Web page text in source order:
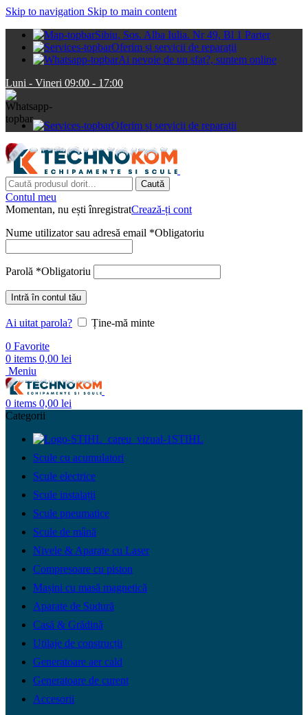
Skip to navigation Skip to main content
Sibiu, Sos. Alba Iulia. Nr 49, Bl 1 Parter
Oferim și servicii de reparații
Ai nevoie de un sfat?, suntem online
Luni - Vineri 09:00 - 17:00
Oferim și servicii de reparații
Caută
Contul meu
Momentan, nu ești înregistratCrează-ți cont
Nume utilizator sau adresă email *Obligatoriu
Parolă *Obligatoriu
Intră în contul tău
Ai uitat parola?
Ține-mă minte
0 Favorite
0 items 0,00 lei
Meniu
0 items 0,00 lei
Categorii
STIHL
Scule cu acumulatori
Scule electrice
Scule instalații
Scule pneumatice
Scule de mână
Nivele & Aparate cu Laser
Compresoare cu piston
Mașini cu masă magnetică
Aparate de Sudură
Casă & Grădină
Utilaje de construcții
Generatoare aer cald
Generatoare de curent
Accesorii